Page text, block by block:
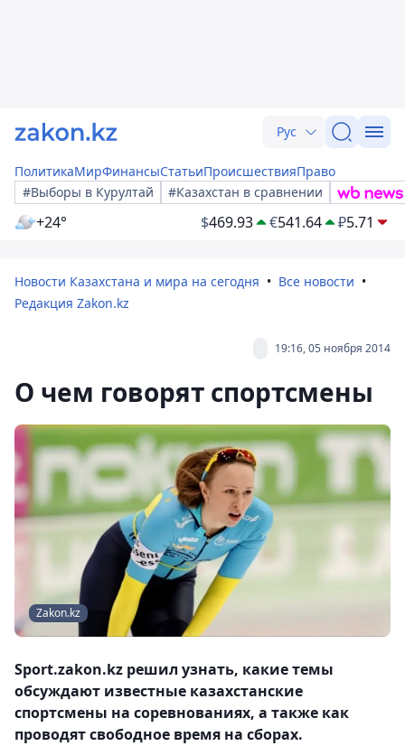
Рус
ПолитикаМирФинансыСтатьиПроисшествияПраво
#Выборы в Курултай
#Казахстан в сравнении
+24° $469.93 €541.64 ₽5.71
Новости Казахстана и мира на сегодня
Все новости
Редакция Zakon.kz
19:16, 05 ноября 2014
О чем говорят спортсмены
Zakon.kz
Sport.zakon.kz решил узнать, какие темы
обсуждают известные казахстанские
спортсмены на соревнованиях, а также как
проводят свободное время на сборах.